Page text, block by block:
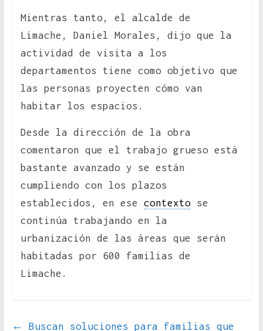
Mientras tanto, el alcalde de
Limache, Daniel Morales, dijo que la
actividad de visita a los
departamentos tiene como objetivo que
las personas proyecten cómo van
habitar los espacios.
Desde la dirección de la obra
comentaron que el trabajo grueso está
bastante avanzado y se están
cumpliendo con los plazos
establecidos, en ese contextose
continúa trabajando en la
urbanización de las áreas que serán
habitadas por 600 familias de
Limache.
← Buscan soluciones para familias que